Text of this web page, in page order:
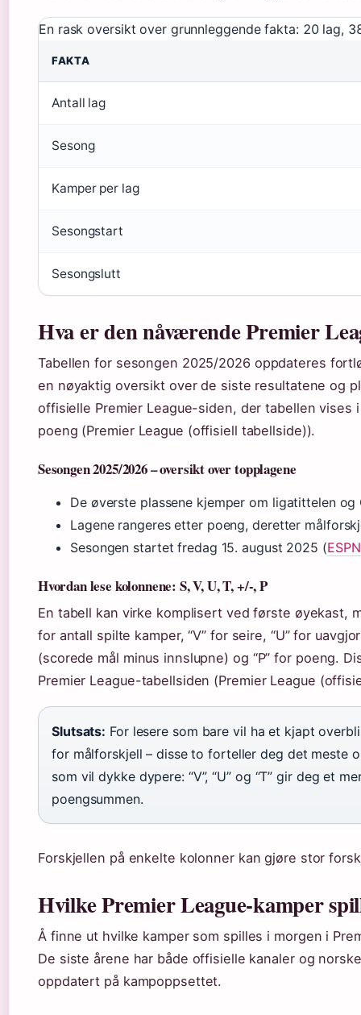
En rask oversikt over grunnleggende fakta: 20 lag,
FAKTA
Antall lag
Sesong
Kamper per lag
Sesongstart
Sesongslutt
Hva er den nåværende Premier
Tabellen for sesongen 2025/2026 oppdateres
en nøyaktig oversikt over de siste resultatene og
offisielle Premier League-siden, der tabellen
poeng (Premier League (offisiell tabellside)).
Sesongen 2025/2026 – oversikt over topplagene
De øverste plassene kjemper om ligatittelen og
Lagene rangeres etter poeng, deretter
Sesongen startet fredag 15. august 2025 (
Hvordan lese kolonnene: S, V, U, T, +/-, P
En tabell kan virke komplisert ved første øyekast,
for antall spilte kamper, “V” for seire, “U” for
(scorede mål minus innslupne) og “P” for poeng.
Premier League-tabellsiden (Premier League
Slutsats: For lesere som bare vil ha et kjapt
for målforskjell – disse to forteller deg det meste
som vil dykke dypere: “V”, “U” og “T” gir deg et
poengsummen.
Forskjellen på enkelte kolonner kan gjøre stor
Hvilke Premier League-kamper
Å finne ut hvilke kamper som spilles i morgen i
De siste årene har både offisielle kanaler og
oppdatert på kampoppsettet.